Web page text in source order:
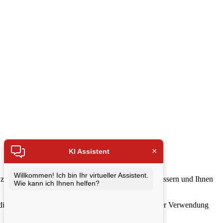
speichern, die Leistung unserer Website zu verbessern und Ihnen
weitere Nutzung unserer Website stimmen Sie der Verwendung
KI Assistent ×
Willkommen! Ich bin Ihr virtueller Assistent.
Wie kann ich Ihnen helfen?